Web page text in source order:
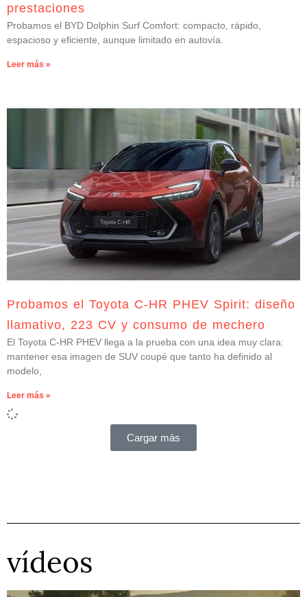
prestaciones
Probamos el BYD Dolphin Surf Comfort: compacto, rápido,
espacioso y eficiente, aunque limitado en autovía.
Leer más »
Probamos el Toyota C-HR PHEV Spirit: diseño
llamativo, 223 CV y consumo de mechero
El Toyota C-HR PHEV llega a la prueba con una idea muy clara:
mantener esa imagen de SUV coupé que tanto ha definido al
modelo,
Leer más »
Cargar más
vídeos